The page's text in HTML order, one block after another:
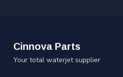
Cinnova Parts
Your total waterjet supplier